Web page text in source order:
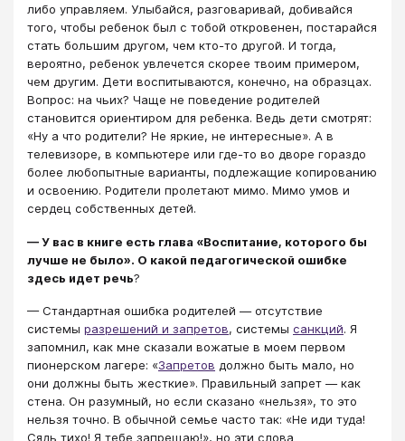
либо управляем. Улыбайся, разговаривай, добивайся
того, чтобы ребенок был с тобой откровенен, постарайся
стать большим другом, чем кто-то другой. И тогда,
вероятно, ребенок увлечется скорее твоим примером,
чем другим. Дети воспитываются, конечно, на образцах.
Вопрос: на чьих? Чаще не поведение родителей
становится ориентиром для ребенка. Ведь дети смотрят:
«Ну а что родители? Не яркие, не интересные». А в
телевизоре, в компьютере или где-то во дворе гораздо
более любопытные варианты, подлежащие копированию
и освоению. Родители пролетают мимо. Мимо умов и
сердец собственных детей.
— У вас в книге есть глава «Воспитание, которого бы
лучше не было». О какой педагогической ошибке
здесь идет речь?
— Стандартная ошибка родителей — отсутствие
системы разрешений и запретов, системы санкций. Я
запомнил, как мне сказали вожатые в моем первом
пионерском лагере: «Запретов должно быть мало, но
они должны быть жесткие». Правильный запрет — как
стена. Он разумный, но если сказано «нельзя», то это
нельзя точно. В обычной семье часто так: «Не иди туда!
Сядь тихо! Я тебе запрещаю!», но эти слова